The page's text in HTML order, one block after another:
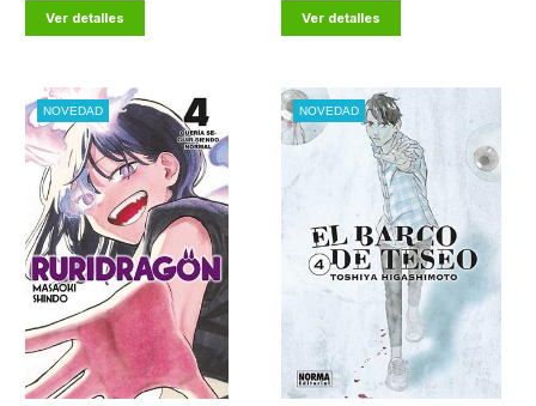
Ver detalles Ver detalles
NOVEDAD NOVEDAD